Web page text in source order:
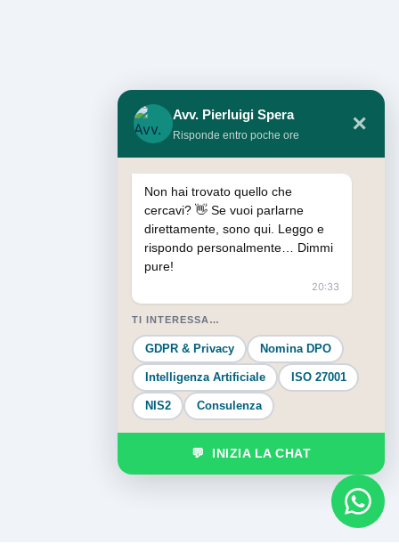
Avv. Pierluigi Spera
Risponde entro poche ore ✕
Non hai trovato quello che
cercavi? 👋 Se vuoi parlarne
direttamente, sono qui. Leggo e
rispondo personalmente… Dimmi
pure!
20:33
TI INTERESSA…
GDPR & Privacy Nomina DPO
Intelligenza Artificiale ISO 27001
NIS2 Consulenza
💬 INIZIA LA CHAT